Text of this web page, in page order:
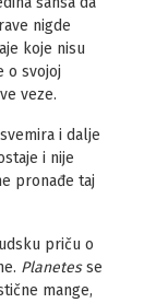
nigde
koje nisu
o svojoj
veze.
i dalje
i nije
pronađe taj
priču o
Planetesse
mange,